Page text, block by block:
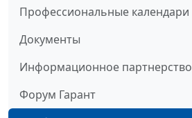
Профессиональные календари
Документы
Информационное партнерство
Форум Гарант